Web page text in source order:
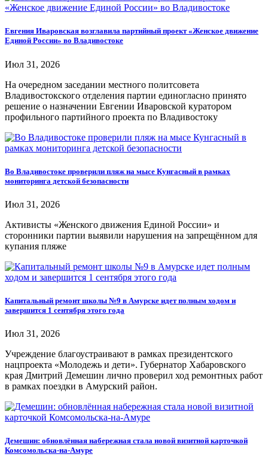
Евгения Иваровская возглавила партийный проект «Женское движение
Единой России» во Владивостоке
Июл 31, 2026
На очередном заседании местного политсовета
Владивостокского отделения партии единогласно принято
решение о назначении Евгении Иваровской куратором
профильного партийного проекта по Владивостоку
Во Владивостоке проверили пляж на мысе Кунгасный в рамках
мониторинга детской безопасности
Июл 31, 2026
Активисты «Женского движения Единой России» и
сторонники партии выявили нарушения на запрещённом для
купания пляже
Капитальный ремонт школы №9 в Амурске идет полным ходом и
завершится 1 сентября этого года
Июл 31, 2026
Учреждение благоустраивают в рамках президентского
нацпроекта «Молодежь и дети». Губернатор Хабаровского
края Дмитрий Демешин лично проверил ход ремонтных работ
в рамках поездки в Амурский район.
Демешин: обновлённая набережная стала новой визитной карточкой
Комсомольска-на-Амуре